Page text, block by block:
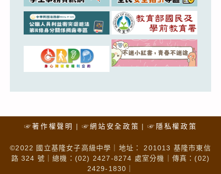
☞著作權聲明 ☞網站安全政策 ☞隱私權政策
©2022 國立基隆女子高級中學｜地址： 201013 基隆市東信
路 324 號｜總機：(02) 2427-8274 處室分機｜傳真：(02)
2429-1830｜